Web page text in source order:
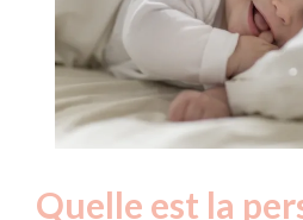
Quelle est la